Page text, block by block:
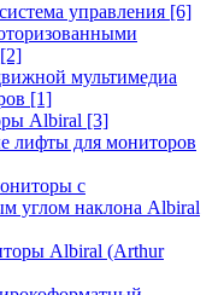
управления [6]
[2]
мультимедиа
[1]
Albiral [3]
лифты для мониторов
с
углом наклона Albiral
Albiral (Arthur